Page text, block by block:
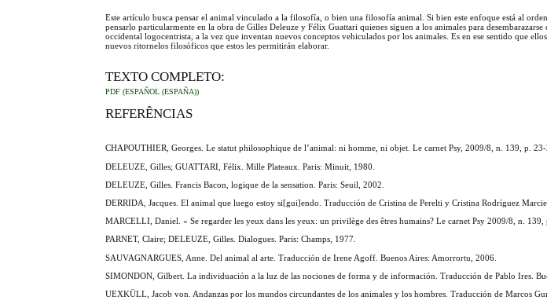
Este artículo busca pensar el animal vinculado a la filosofía, o bien una filosofía animal. Si bien este enfoque está al
pensarlo particularmente en la obra de Gilles Deleuze y Félix Guattari quienes siguen a los animales para
occidental logocentrista, a la vez que inventan nuevos conceptos vehiculados por los animales. Es en ese sentido que
nuevos ritornelos filosóficos que estos les permitirán elaborar.
TEXTO COMPLETO:
PDF (ESPAÑOL (ESPAÑA))
REFERÊNCIAS
CHAPOUTHIER, Georges. Le statut philosophique de l’animal: ni homme, ni objet. Le carnet Psy, 2009/8, n. 139, p.
DELEUZE, Gilles; GUATTARI, Félix. Mille Plateaux. Paris: Minuit, 1980.
DELEUZE, Gilles. Francis Bacon, logique de la sensation. Paris: Seuil, 2002.
DERRIDA, Jacques. El animal que luego estoy si[gui]endo. Traducción de Cristina de Perelti y Cristina Rodríguez
MARCELLI, Daniel. « Se regarder les yeux dans les yeux: un privilège des êtres humains? Le carnet Psy 2009/8, n. 139,
PARNET, Claire; DELEUZE, Gilles. Dialogues. Paris: Champs, 1977.
SAUVAGNARGUES, Anne. Del animal al arte. Traducción de Irene Agoff. Buenos Aires: Amorrortu, 2006.
SIMONDON, Gilbert. La individuación a la luz de las nociones de forma y de información. Traducción de Pablo Ires.
UEXKÜLL, Jacob von. Andanzas por los mundos circundantes de los animales y los hombres. Traducción de Marcos